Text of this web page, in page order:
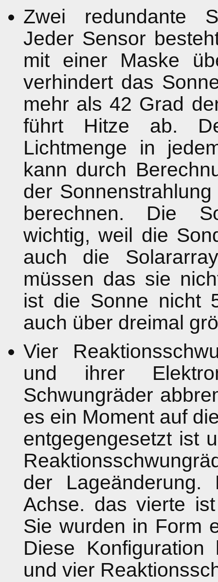
Zwei redundante
Jeder Sensor
mit einer Maske
verhindert das
mehr als 42 Grad
führt Hitze ab.
Lichtmenge in
kann durch
der
berechnen. Die
wichtig, weil die
auch die
müssen das sie
ist die Sonne nicht
auch über dreimal
Vier
und ihrer
Schwungräder
es ein Moment auf
entgegengesetzt ist
der
Achse. das vierte
Sie wurden in Form
Diese
und vier